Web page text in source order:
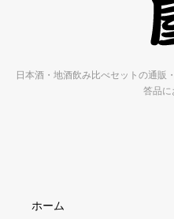
日本酒・地酒飲み比べセットの通販
答品に
ホーム